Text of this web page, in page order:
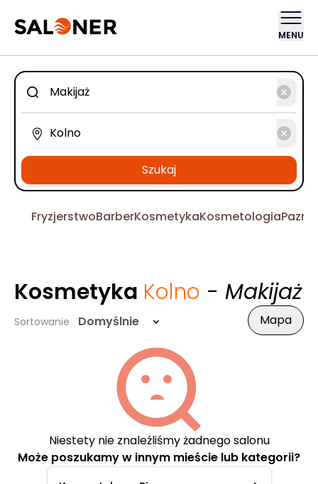
MENU
Szukaj
FryzjerstwoBarberKosmetykaKosmetologia
Kosmetyka Kolno - Makijaż
Sortowanie Domyślnie Mapa
Niestety nie znaleźliśmy żadnego salonu
Może poszukamy w innym mieście lub kategorii?